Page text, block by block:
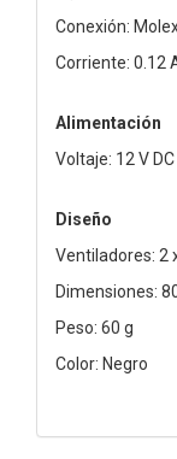
Conexión:
Corriente: 0.12
Alimentación
Voltaje: 12 V DC
Diseño
Ventiladores: 2
Dimensiones:
Peso: 60 g
Color: Negro